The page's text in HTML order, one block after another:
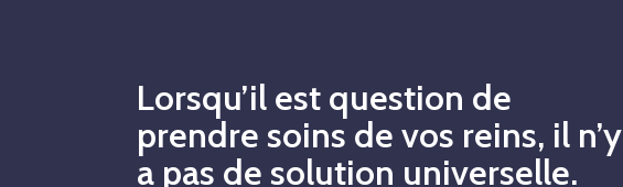
Lorsqu’il est question de
prendre soins de vos reins, il n’y
a pas de solution universelle.